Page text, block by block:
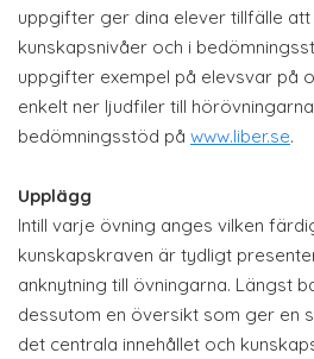
uppgifter ger dina elever tillfälle
kunskapsnivåer och i
uppgifter exempel på elevsvar på
enkelt ner ljudfiler till
bedömningsstöd på www.liber.se.
Upplägg
Intill varje övning anges vilken
kunskapskraven är tydligt
anknytning till övningarna. Längst
dessutom en översikt som ger en
det centrala innehållet och